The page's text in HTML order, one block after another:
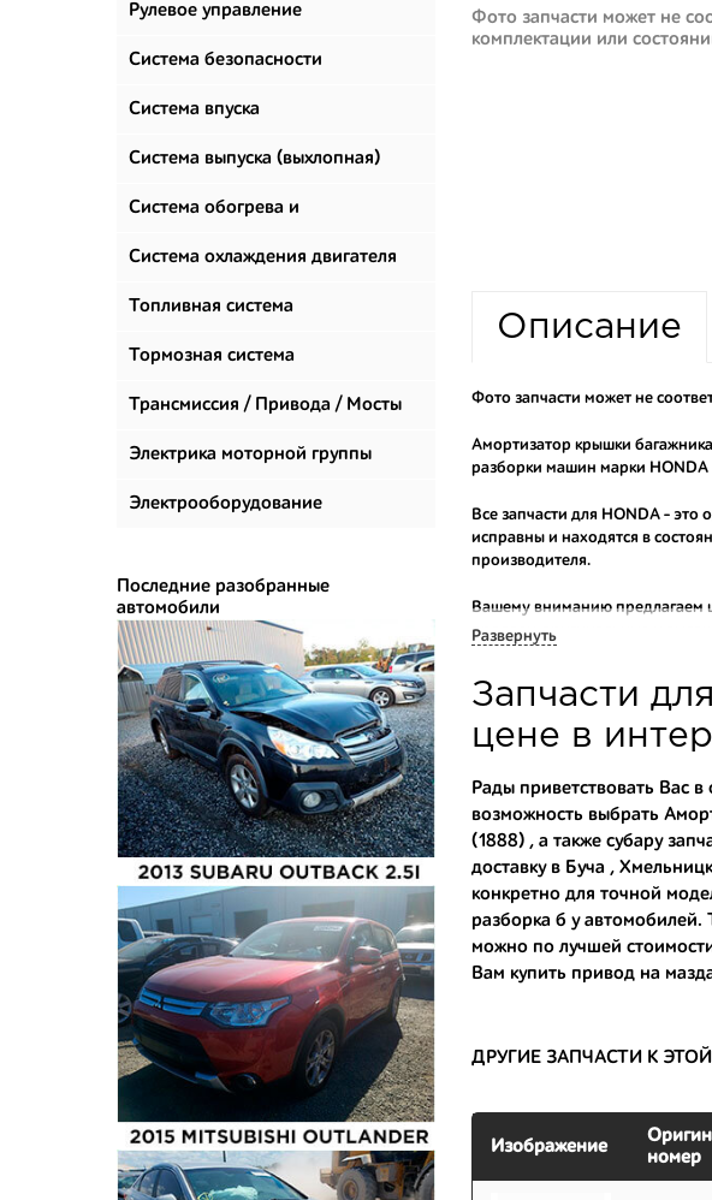
Рулевое управление
Система безопасности
Система впуска
Система выпуска (выхлопная)
Система обогрева и
климатизации
Система охлаждения двигателя
Топливная система
Тормозная система
Трансмиссия / Привода / Мосты
Электрика моторной группы
Электрооборудование
Последние разобранные
автомобили
Фото запчасти может не
комплектации или
Описание
Фото запчасти может не
Амортизатор крышки
разборки машин марки
Все запчасти для HONDA - это
исправны и находятся в
производителя.
Вашему вниманию предлагаем
продаем оригинальные и
Многие наши оптовые клиенты
приобрести оптовую партию
укомплектуют партию. Также
- доступные по цене;
- сняты только с автомобилей,
- имеют большой запас
Развернуть
Запчасти
цене в
Рады приветствовать Вас
возможность выбрать
(1888) , а также субару
доставку в Буча ,
конкретно для точной
разборка б у автомобилей.
можно по лучшей
Вам купить привод на
ДРУГИЕ ЗАПЧАСТИ К
Изображение
номер